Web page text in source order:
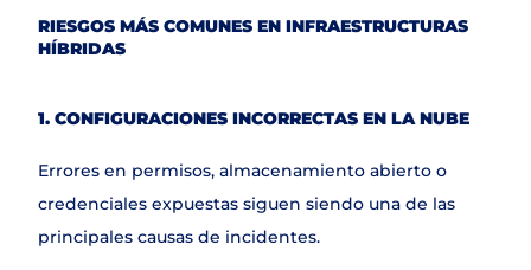
RIESGOS MÁS COMUNES EN INFRAESTRUCTURAS
HÍBRIDAS
1. CONFIGURACIONES INCORRECTAS EN LA NUBE
Errores en permisos, almacenamiento abierto o
credenciales expuestas siguen siendo una de las
principales causas de incidentes.